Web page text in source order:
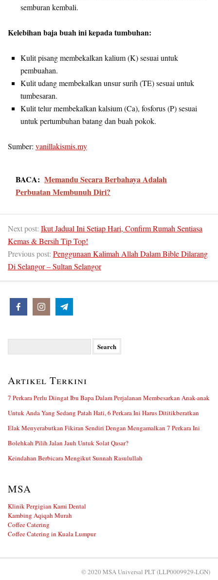
semburan kembali.
Kelebihan baja buah ini kepada tumbuhan:
Kulit pisang membekalkan kalium (K) sesuai untuk
pembuahan.
Kulit udang membekalkan unsur surih (TE) sesuai untuk
tumbesaran.
Kulit telur membekalkan kalsium (Ca), fosforus (P) sesuai
untuk pertumbuhan batang dan buah pokok.
Sumber: vanillakismis.my
BACA: Memandu Secara Berbahaya Adalah
Perbuatan Membunuh Diri?
Next post: Ikut Jadual Ini Setiap Hari, Confirm Rumah Sentiasa
Kemas & Bersih Tip Top!
Previous post: Penggunaan Kalimah Allah Dalam Bible Dilarang
Di Selangor – Sultan Selangor
Artikel Terkini
7 Perkara Perlu Diingat Ibu Bapa Dalam Perjalanan Membesarkan Anak-anak
Untuk Anda Yang Sedang Patah Hati, 6 Perkara Ini Harus Dititikberatkan
Elak Menyerabutkan Fikiran Sendiri Dengan Mengamalkan 7 Perkara Ini
Bolehkah Pilih Jalan Jauh Untuk Solat Qasar?
Keindahan Berbicara Mengikut Sunnah Rasulullah
MSA
Klinik Pergigian Kami Dental
Kambing Aqiqah Murah
Coffee Catering
Coffee Catering in Kuala Lumpur
© 2020 MSA Universal PLT (LLP0009929-LGN)